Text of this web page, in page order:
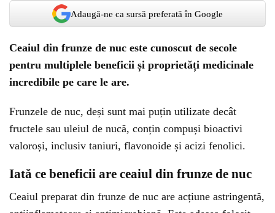
Adaugă-ne ca sursă preferată în Google
Ceaiul din frunze de nuc este cunoscut de secole
pentru multiplele beneficii și proprietăți medicinale
incredibile pe care le are.
Frunzele de nuc, deși sunt mai puțin utilizate decât
fructele sau uleiul de nucă, conțin compuși bioactivi
valoroși, inclusiv taniuri, flavonoide și acizi fenolici.
Iată ce beneficii are ceaiul din frunze de nuc
Ceaiul preparat din frunze de nuc are acțiune astringentă,